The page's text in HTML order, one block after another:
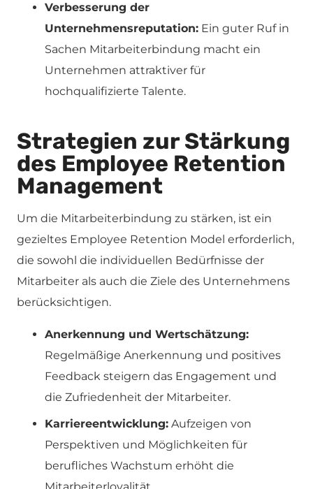
Verbesserung der
Unternehmensreputation: Ein guter Ruf in
Sachen Mitarbeiterbindung macht ein
Unternehmen attraktiver für
hochqualifizierte Talente.
Strategien zur Stärkung
des Employee Retention
Management
Um die Mitarbeiterbindung zu stärken, ist ein
gezieltes Employee Retention Model erforderlich,
die sowohl die individuellen Bedürfnisse der
Mitarbeiter als auch die Ziele des Unternehmens
berücksichtigen.
Anerkennung und Wertschätzung:
Regelmäßige Anerkennung und positives
Feedback steigern das Engagement und
die Zufriedenheit der Mitarbeiter.
Karriereentwicklung: Aufzeigen von
Perspektiven und Möglichkeiten für
berufliches Wachstum erhöht die